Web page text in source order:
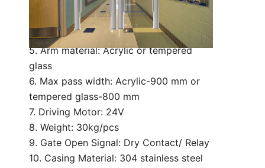
2. Standard lane width: 600 mm
3. Servo motor
4. Power supply: 110V/220V 50/60Hz
5. Arm material: Acrylic or tempered
glass
6. Max pass width: Acrylic-900 mm or
tempered glass-800 mm
7. Driving Motor: 24V
8. Weight: 30kg/pcs
9. Gate Open Signal: Dry Contact/ Relay
10. Casing Material: 304 stainless steel